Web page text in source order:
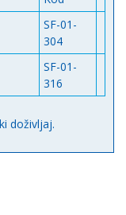
SF-01-
304
SF-01-
316
doživljaj.